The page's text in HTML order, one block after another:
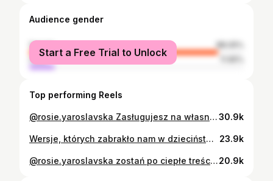
Audience gender
female
88.05%
male
Start a Free Trial to Unlock
Top performing Reels
@rosie.yaroslavska Zasługujesz na własne zaufanie tak samo, jak dajesz je innym 🏸 ufanie sobie, zdrowie psychiczne, wiara w siebie, pewność siebie, samorozwój, życie30.9k
Wersje, których zabrakło nam w dzieciństwie ⭐️🤏🏼 zdrowie psychiczne, bycie sobą, szczęście, życie, pewność siebie 23.9k
@rosie.yaroslavska zostań po ciepłe treści 🤲🏻✨ zdrowie psychiczne, dbanie o siebie, być sobą, porównywanie się do innych, życie, sukces, samorozwój20.9k